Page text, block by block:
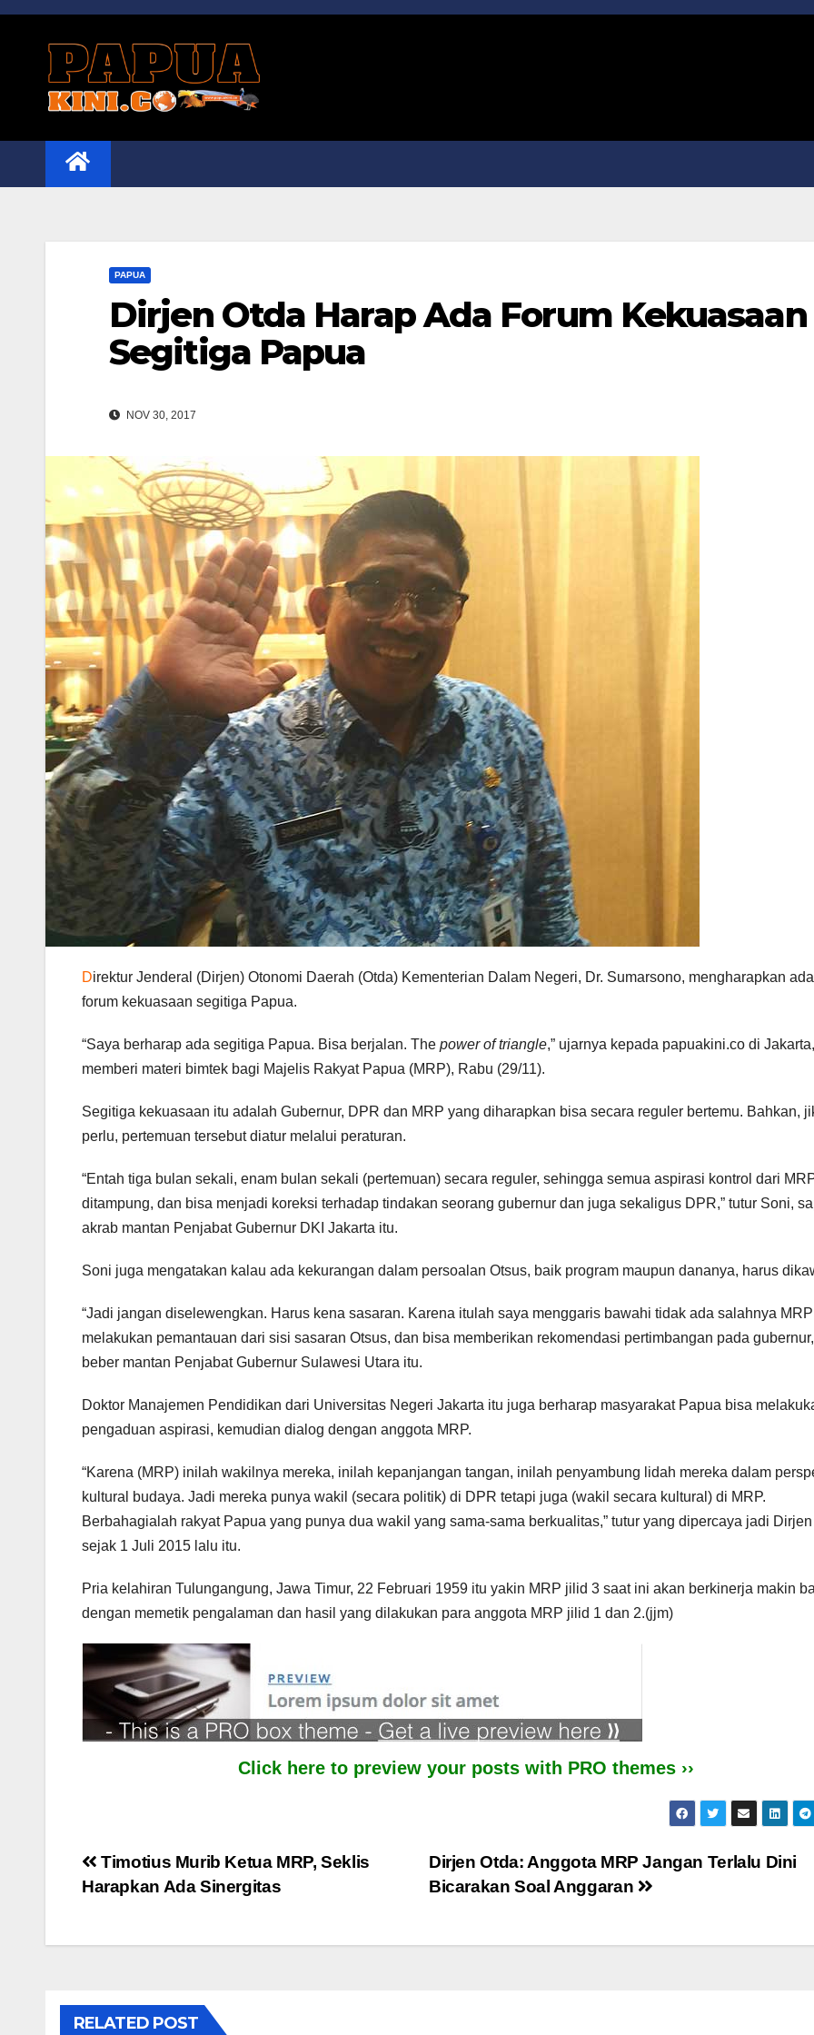
Skip
PAPUA
Dirjen Otda Harap Ada Forum Kekuasaan
Segitiga Papua
NOV 30, 2017
Direktur Jenderal (Dirjen) Otonomi Daerah (Otda) Kementerian Dalam Negeri, Dr. Sumarsono, mengharapkan ada
forum kekuasaan segitiga Papua.
“Saya berharap ada segitiga Papua. Bisa berjalan. The power of triangle,” ujarnya kepada papuakini.co di
memberi materi bimtek bagi Majelis Rakyat Papua (MRP), Rabu (29/11).
Segitiga kekuasaan itu adalah Gubernur, DPR dan MRP yang diharapkan bisa secara reguler bertemu. Bahkan,
perlu, pertemuan tersebut diatur melalui peraturan.
“Entah tiga bulan sekali, enam bulan sekali (pertemuan) secara reguler, sehingga semua aspirasi kontrol dari
ditampung, dan bisa menjadi koreksi terhadap tindakan seorang gubernur dan juga sekaligus DPR,” tutur Soni,
akrab mantan Penjabat Gubernur DKI Jakarta itu.
Soni juga mengatakan kalau ada kekurangan dalam persoalan Otsus, baik program maupun dananya, harus
“Jadi jangan diselewengkan. Harus kena sasaran. Karena itulah saya menggaris bawahi tidak ada salahnya
melakukan pemantauan dari sisi sasaran Otsus, dan bisa memberikan rekomendasi pertimbangan pada
beber mantan Penjabat Gubernur Sulawesi Utara itu.
Doktor Manajemen Pendidikan dari Universitas Negeri Jakarta itu juga berharap masyarakat Papua bisa
pengaduan aspirasi, kemudian dialog dengan anggota MRP.
“Karena (MRP) inilah wakilnya mereka, inilah kepanjangan tangan, inilah penyambung lidah mereka dalam
kultural budaya. Jadi mereka punya wakil (secara politik) di DPR tetapi juga (wakil secara kultural) di MRP.
Berbahagialah rakyat Papua yang punya dua wakil yang sama-sama berkualitas,” tutur yang dipercaya jadi Dirjen
sejak 1 Juli 2015 lalu itu.
Pria kelahiran Tulungangung, Jawa Timur, 22 Februari 1959 itu yakin MRP jilid 3 saat ini akan berkinerja makin
dengan memetik pengalaman dan hasil yang dilakukan para anggota MRP jilid 1 dan 2.(jjm)
Click here to preview your posts with PRO themes ››
Post
navigation
Dirjen Otda: Anggota MRP Jangan Terlalu Dini
Bicarakan Soal Anggaran
Timotius Murib Ketua MRP, Seklis
Harapkan Ada Sinergitas
RELATED POST